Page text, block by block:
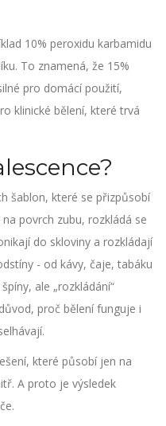
10% peroxidu karbamidu
To znamená, že 15%
pro domácí použití,
klinické bělení, které trvá
šablon, které se přizpůsobí
povrch zubu, rozkládá se
do skloviny a rozkládají
- od kávy, čaje, tabáku
ale „rozkládání“
proč bělení funguje i
které působí jen na
A proto je výsledek